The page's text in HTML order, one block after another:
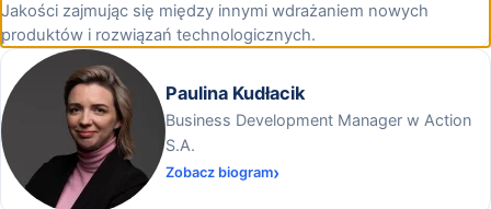
Jakości zajmując się między innymi wdrażaniem nowych
produktów i rozwiązań technologicznych.
Paulina Kudłacik
Business Development Manager w Action
S.A.
Zobacz biogram